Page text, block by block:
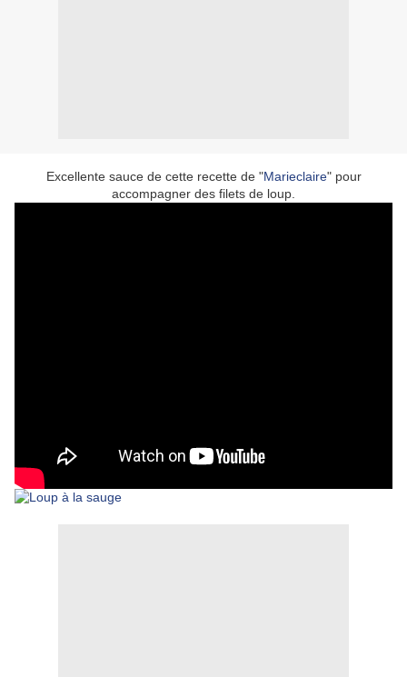
Excellente sauce de cette recette de "Marieclaire" pour
accompagner des filets de loup.